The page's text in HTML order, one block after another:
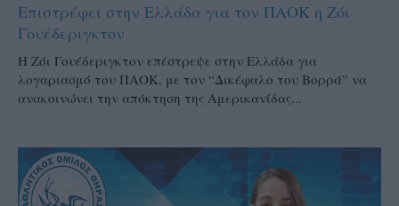
Επιστρέφει στην Ελλάδα για τον ΠΑΟΚ η Ζόι
Γουέδεριγκτον
Η Ζόι Γουέδεριγκτον επέστρεψε στην Ελλάδα για
λογαριασμό του ΠΑΟΚ, με τον “Δικέφαλο του Βορρά” να
ανακοινώνει την απόκτηση της Αμερικανίδας...